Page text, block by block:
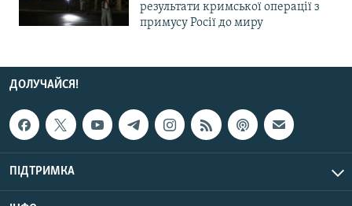
результати кримської операції з
примусу Росії до миру
ДОЛУЧАЙСЯ!
ПІДТРИМКА